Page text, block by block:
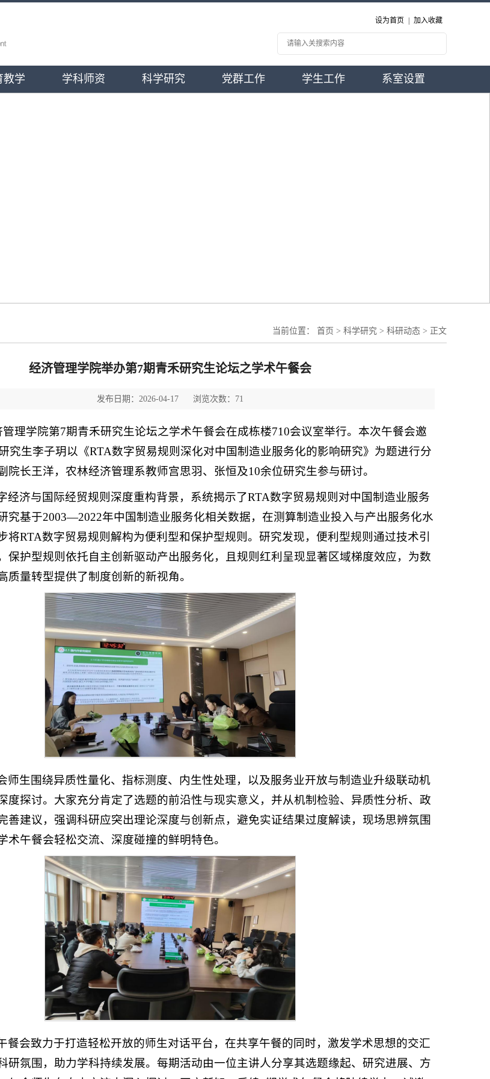
设为首页 加入收藏
教学 学科师资 科学研究 党群工作 学生工作 系室设置
当前位置： 首页 > 科学研究 > 科研动态 > 正文
经济管理学院举办第7期青禾研究生论坛之学术午餐会
发布日期：2026-04-17 浏览次数：71
理学院第7期青禾研究生论坛之学术午餐会在成栋楼710会议室举行。本次午餐会邀
究生李子玥以《RTA数字贸易规则深化对中国制造业服务化的影响研究》为题进行分
院长王洋，农林经济管理系教师宫思羽、张恒及10余位研究生参与研讨。
经济与国际经贸规则深度重构背景，系统揭示了RTA数字贸易规则对中国制造业服务
究基于2003—2022年中国制造业服务化相关数据，在测算制造业投入与产出服务化水
将RTA数字贸易规则解构为便利型和保护型规则。研究发现，便利型规则通过技术引
保护型规则依托自主创新驱动产出服务化，且规则红利呈现显著区域梯度效应，为数
质量转型提供了制度创新的新视角。
师生围绕异质性量化、指标测度、内生性处理，以及服务业开放与制造业升级联动机
度探讨。大家充分肯定了选题的前沿性与现实意义，并从机制检验、异质性分析、政
善建议，强调科研应突出理论深度与创新点，避免实证结果过度解读，现场思辨氛围
术午餐会轻松交流、深度碰撞的鲜明特色。
餐会致力于打造轻松开放的师生对话平台，在共享午餐的同时，激发学术思想的交汇
研氛围，助力学科持续发展。每期活动由一位主讲人分享其选题缘起、研究进展、方